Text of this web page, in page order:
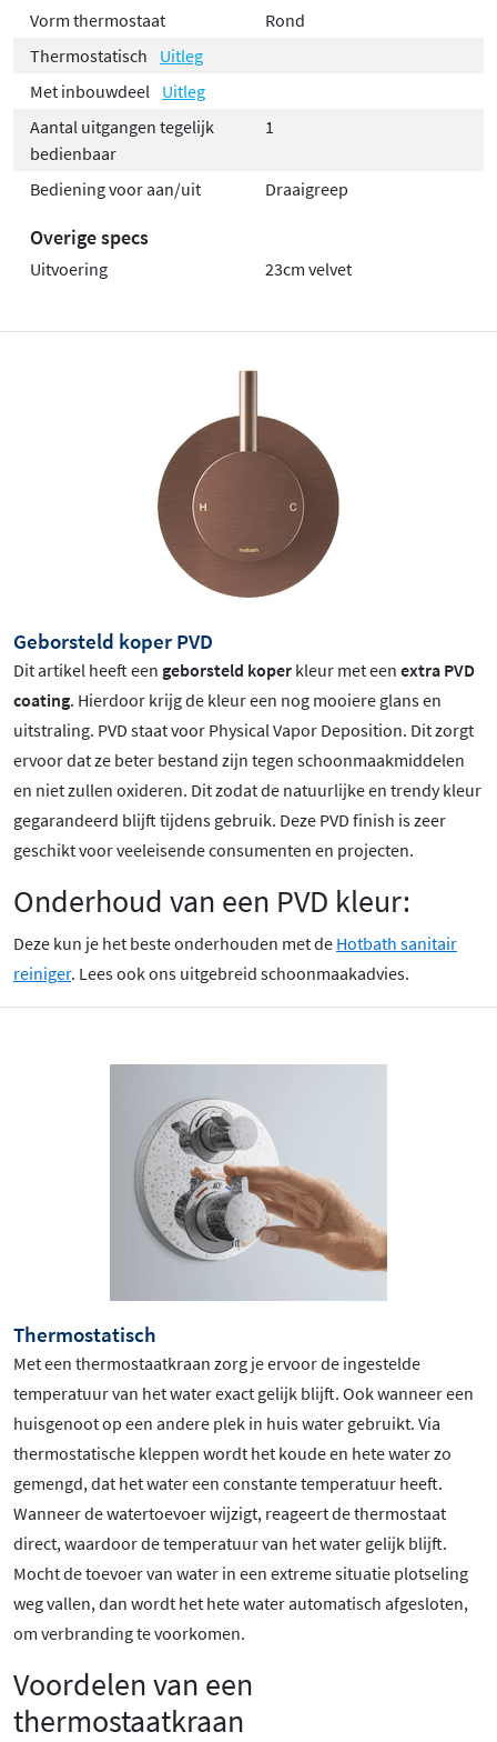
Vorm thermostaat
Rond
Thermostatisch
Uitleg
Met inbouwdeel
Uitleg
Aantal uitgangen tegelijk
bedienbaar
1
Bediening voor aan/uit Draaigreep
Overige specs
Uitvoering 23cm velvet
Geborsteld koper PVD
Dit artikel heeft een geborsteld koper kleur met een extra PVD
coating. Hierdoor krijg de kleur een nog mooiere glans en
uitstraling. PVD staat voor Physical Vapor Deposition. Dit zorgt
ervoor dat ze beter bestand zijn tegen schoonmaakmiddelen
en niet zullen oxideren. Dit zodat de natuurlijke en trendy kleur
gegarandeerd blijft tijdens gebruik. Deze PVD finish is zeer
geschikt voor veeleisende consumenten en projecten.
Onderhoud van een PVD kleur:
Deze kun je het beste onderhouden met de Hotbath sanitair
reiniger. Lees ook ons uitgebreid schoonmaakadvies.
Thermostatisch
Met een thermostaatkraan zorg je ervoor de ingestelde
temperatuur van het water exact gelijk blijft. Ook wanneer een
huisgenoot op een andere plek in huis water gebruikt. Via
thermostatische kleppen wordt het koude en hete water zo
gemengd, dat het water een constante temperatuur heeft.
Wanneer de watertoevoer wijzigt, reageert de thermostaat
direct, waardoor de temperatuur van het water gelijk blijft.
Mocht de toevoer van water in een extreme situatie plotseling
weg vallen, dan wordt het hete water automatisch afgesloten,
om verbranding te voorkomen.
Voordelen van een
thermostaatkraan